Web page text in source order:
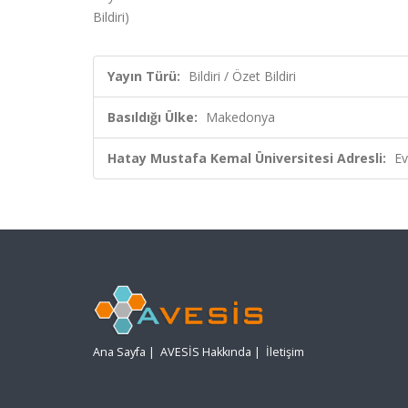
Bildiri)
Yayın Türü: Bildiri / Özet Bildiri
Basıldığı Ülke: Makedonya
Hatay Mustafa Kemal Üniversitesi Adresli:
Ana Sayfa | AVESİS Hakkında | İletişim